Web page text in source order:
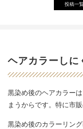
投稿一
ヘアカラーしに
黒染め後のヘアカラー
まうからです。特に市
黒染め後のカラーリン